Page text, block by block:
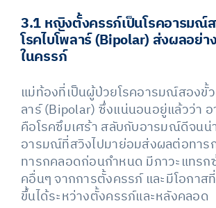
3.1 หญิงตั้งครรภ์เป็นโรคอารมณ์
โรคไบโพลาร์ (Bipolar) ส่งผลอย่า
ในครรภ์
แม่ท้องที่เป็นผู้ป่วยโรคอารมณ์สองขั้ว
ลาร์ (Bipolar) ซึ่งแน่นอนอยู่แล้วว่า
คือโรคซึมเศร้า สลับกับอารมณ์ดีจนน่
อารมณ์ที่สวิงไปมาย่อมส่งผลต่อทาร
ทารกคลอดก่อนกำหนด มีภาวะแทรก
คอื่นๆ จากการตั้งครรภ์ และมีโอกาส
ขึ้นได้ระหว่างตั้งครรภ์และหลังคลอด